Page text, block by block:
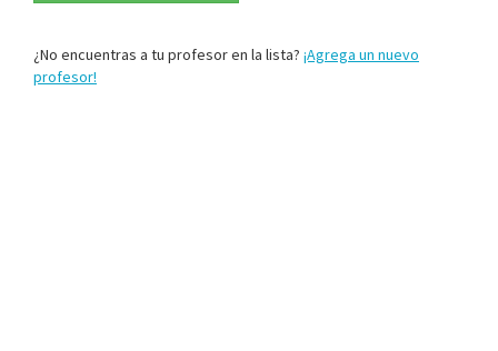
¿No encuentras a tu profesor en la lista? ¡Agrega un nuevo
profesor!